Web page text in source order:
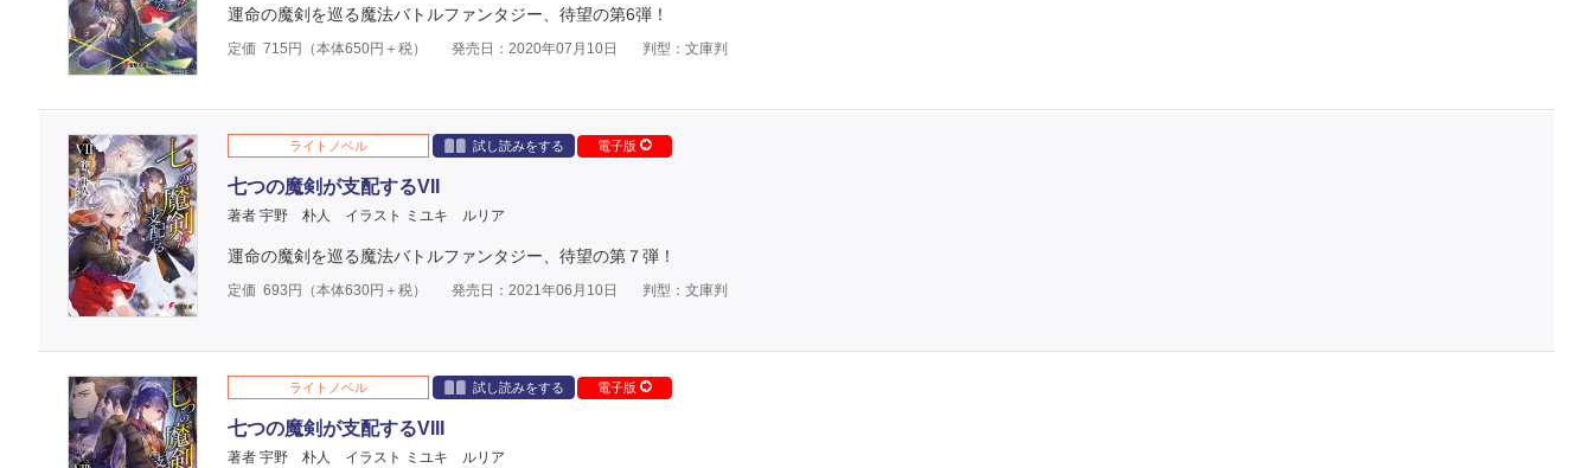
運命の魔剣を巡る魔法バトルファンタジー、待望の第6弾！
定価 715 円（本体650円＋税） 発売日：2020年07月10日 判型：文庫判
ライトノベル 試し読みをする 電子版
七つの魔剣が支配するVII
著者 宇野 朴人 イラスト ミユキ ルリア
運命の魔剣を巡る魔法バトルファンタジー、待望の第７弾！
定価 693 円（本体630円＋税） 発売日：2021年06月10日 判型：文庫判
ライトノベル 試し読みをする 電子版
七つの魔剣が支配するVIII
著者 宇野 朴人 イラスト ミユキ ルリア